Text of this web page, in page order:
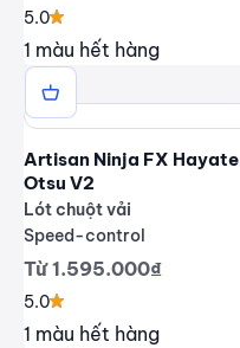
5.0
1 màu hết hàng
Artisan Ninja FX Hayate
Otsu V2
Lót chuột vải
Speed-control
Giá giảm
Từ 1.595.000₫
5.0
1 màu hết hàng